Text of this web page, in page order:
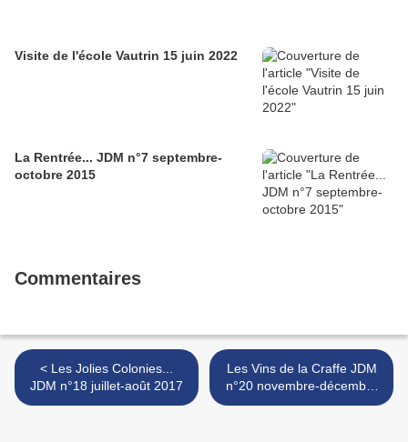
Visite de l'école Vautrin 15 juin 2022
La Rentrée... JDM n°7 septembre-
octobre 2015
Commentaires
< Les Jolies Colonies...
JDM n°18 juillet-août 2017
Les Vins de la Craffe JDM
n°20 novembre-décembre
2017 >